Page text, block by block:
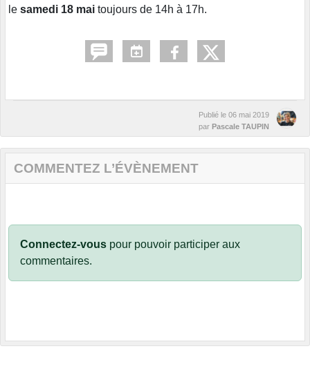
le samedi 18 mai toujours de 14h à 17h.
Publié le 06 mai 2019
par Pascale TAUPIN
COMMENTEZ L’ÉVÈNEMENT
Connectez-vous pour pouvoir participer aux
commentaires.